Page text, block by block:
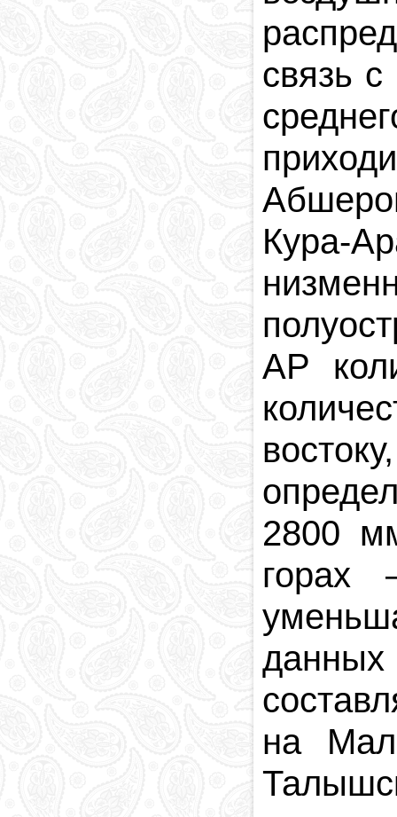
связь
Кура-
АР
2800
горах
на